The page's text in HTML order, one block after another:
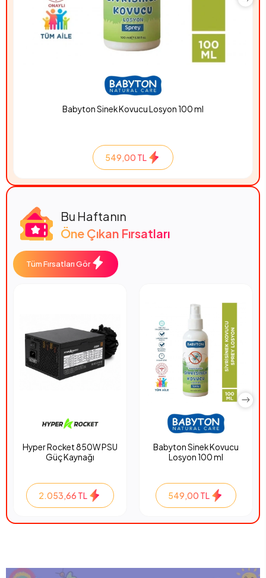
Babyton Sinek Kovucu Losyon 100 ml
549,00 TL
Bu Haftanın
Öne Çıkan Fırsatları
Tüm Fırsatları Gör
Hyper Rocket 850W PSU
Güç Kaynağı
2.053,66 TL
Babyton Sinek Kovucu
Losyon 100 ml
549,00 TL